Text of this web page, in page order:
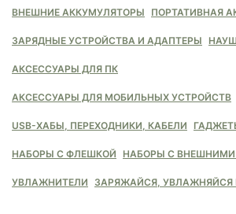
ВНЕШНИЕ АККУМУЛЯТОРЫ ПОРТАТИВНАЯ
ЗАРЯДНЫЕ УСТРОЙСТВА И АДАПТЕРЫ
АКСЕССУАРЫ ДЛЯ ПК
АКСЕССУАРЫ ДЛЯ МОБИЛЬНЫХ УСТРОЙСТВ
USB-ХАБЫ, ПЕРЕХОДНИКИ, КАБЕЛИ
НАБОРЫ С ФЛЕШКОЙ НАБОРЫ С
УВЛАЖНИТЕЛИ ЗАРЯЖАЙСЯ, УВЛАЖНЯЙСЯ